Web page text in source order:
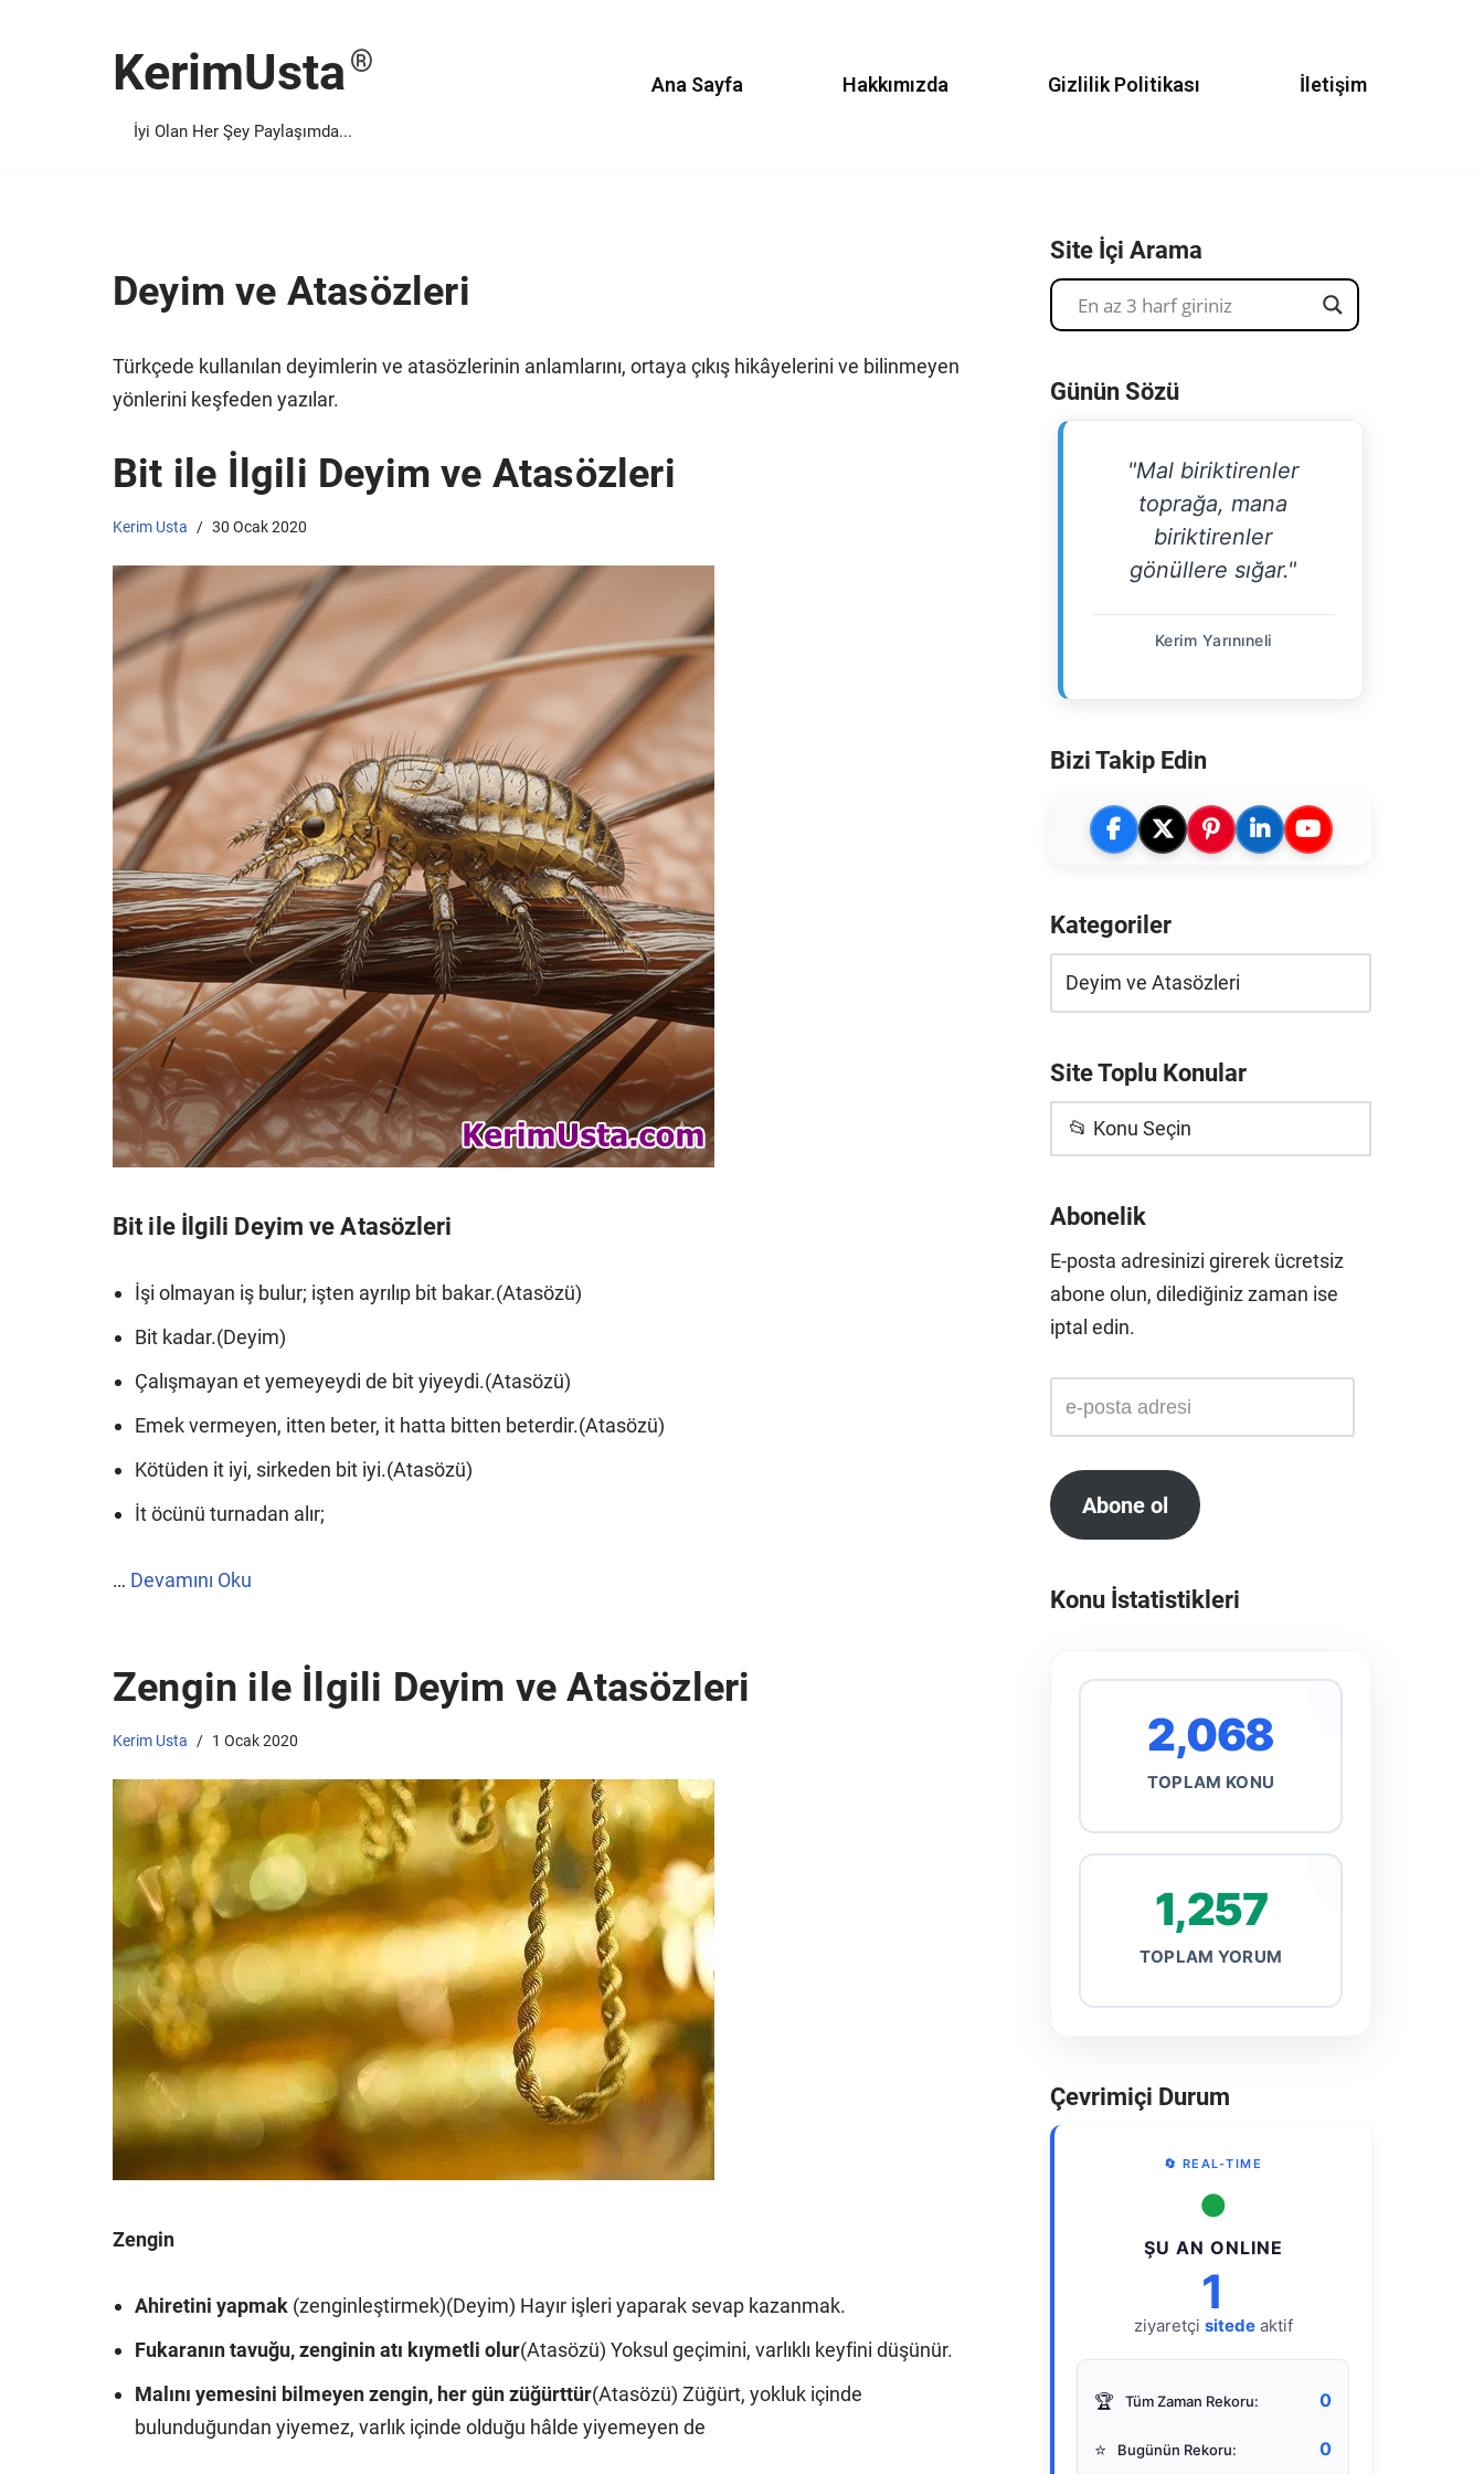
KerimUsta
İyi Olan Her Şey Paylaşımda...
Ana Sayfa Hakkımızda Gizlilik Politikası İletişim
Deyim ve Atasözleri
Türkçede kullanılan deyimlerin ve atasözlerinin anlamlarını, ortaya çıkış hikâyelerini ve bilinmeyen
yönlerini keşfeden yazılar.
Bit ile İlgili Deyim ve Atasözleri
Kerim Usta 30 Ocak 2020
Bit ile İlgili Deyim ve Atasözleri
İşi olmayan iş bulur; işten ayrılıp bit bakar.(Atasözü)
Bit kadar.(Deyim)
Çalışmayan et yemeyeydi de bit yiyeydi.(Atasözü)
Emek vermeyen, itten beter, it hatta bitten beterdir.(Atasözü)
Kötüden it iyi, sirkeden bit iyi.(Atasözü)
İt öcünü turnadan alır;
… Devamını Oku
Zengin ile İlgili Deyim ve Atasözleri
Kerim Usta 1 Ocak 2020
Zengin
Ahiretini yapmak (zenginleştirmek)(Deyim) Hayır işleri yaparak sevap kazanmak.
Fukaranın tavuğu, zenginin atı kıymetli olur(Atasözü) Yoksul geçimini, varlıklı keyfini düşünür.
Malını yemesini bilmeyen zengin, her gün züğürttür(Atasözü) Züğürt, yokluk içinde
bulunduğundan yiyemez, varlık içinde olduğu hâlde yiyemeyen de
Site İçi Arama
Günün Sözü
"Mal biriktirenler
toprağa, mana
biriktirenler
gönüllere sığar."
Kerim Yarınıneli
Bizi Takip Edin
Kategoriler
Site Toplu Konular
📂 Konu Seçin
Abonelik
E-posta adresinizi girerek ücretsiz
abone olun, dilediğiniz zaman ise
iptal edin.
Abone ol
Konu İstatistikleri
2,068
TOPLAM KONU
1,257
TOPLAM YORUM
Çevrimiçi Durum
🔄 REAL-TIME
●
ŞU AN ONLINE
1
ziyaretçi sitedeaktif
🏆 Tüm Zaman Rekoru: 0
⭐ Bugünün Rekoru: 0